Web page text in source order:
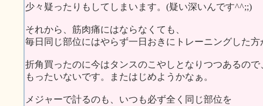
少々疑ったりもしてしまいます。(疑い深いんです^^;;)
それから、筋肉痛にはならなくても、
毎日同じ部位にはやらず一日おきにトレーニングした
折角買ったのに今はタンスのこやしとなりつつあるので
もったいないです。またはじめようかなぁ。
メジャーで計るのも、いつも必ず全く同じ部位を